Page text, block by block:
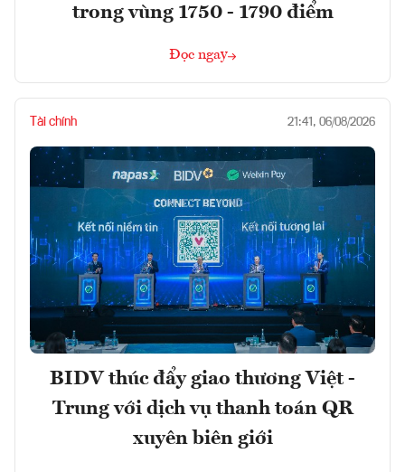
trong vùng 1750 - 1790 điểm
Đọc ngay
Tài chính 21:41, 06/08/2026
BIDV thúc đẩy giao thương Việt -
Trung với dịch vụ thanh toán QR
xuyên biên giới